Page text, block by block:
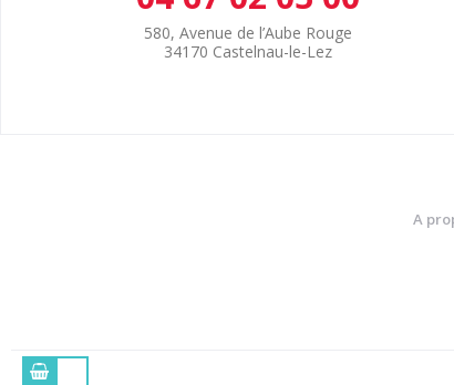
580, Avenue de l’Aube Rouge
34170 Castelnau-le-Lez
A